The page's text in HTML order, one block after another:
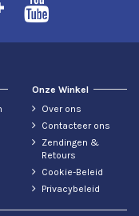
Onze Winkel
Over ons
Contacteer ons
Zendingen &
Retours
Cookie-Beleid
Privacybeleid